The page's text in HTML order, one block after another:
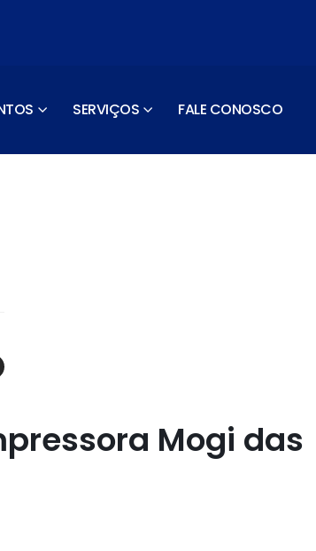
SERVIÇOS FALE CONOSCO
Mogi das